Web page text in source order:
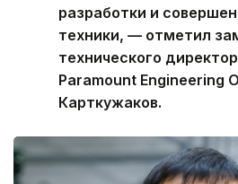
разработки и
техники, — отметил
технического
Paramount Engineering
Карткужаков.